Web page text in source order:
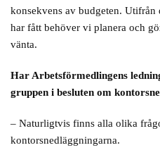
konsekvens av budgeten.
har fått behöver vi planera och
vänta.
Har Arbetsförmedlingens
gruppen i besluten om
– Naturligtvis finns alla olika
kontorsnedläggningarna.